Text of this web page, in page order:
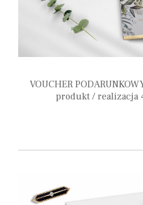
VOUCHER
produkt / realizacja